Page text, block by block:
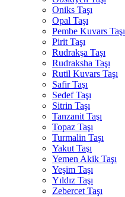
Oniks Taşı
Opal Taşı
Pembe Kuvars Taşı
Pirit Taşı
Rudrakşa Taşı
Rudraksha Taşı
Rutil Kuvars Taşı
Safir Taşı
Sedef Taşı
Sitrin Taşı
Tanzanit Taşı
Topaz Taşı
Turmalin Taşı
Yakut Taşı
Yemen Akik Taşı
Yeşim Taşı
Yıldız Taşı
Zebercet Taşı